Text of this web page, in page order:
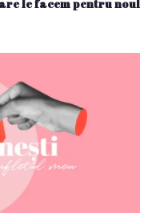
le facem pentru noul